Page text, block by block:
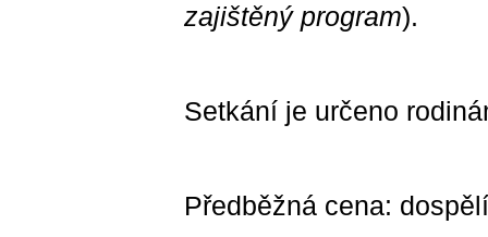
zajištěný program).
Setkání je určeno
Předběžná cena: